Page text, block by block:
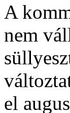
A
nem
el